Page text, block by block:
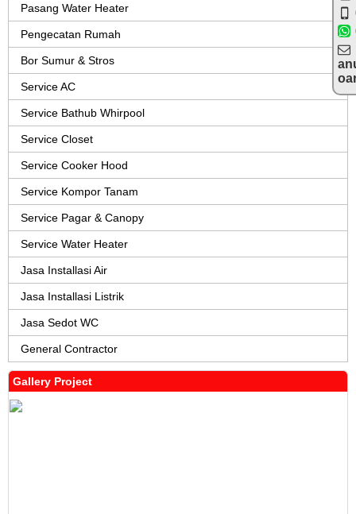
Pasang Water Heater
Pengecatan Rumah
Bor Sumur & Stros
Service AC
Service Bathub Whirpool
Service Closet
Service Cooker Hood
Service Kompor Tanam
Service Pagar & Canopy
Service Water Heater
Jasa Installasi Air
Jasa Installasi Listrik
Jasa Sedot WC
General Contractor
Gallery Project